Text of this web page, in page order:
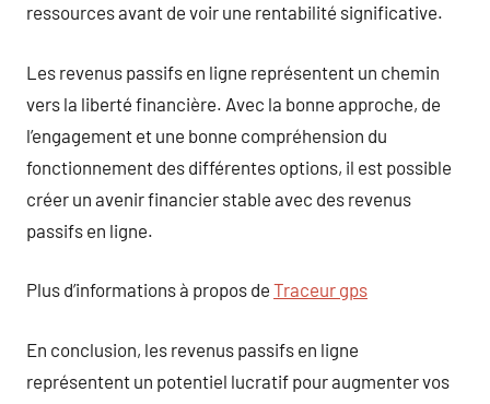
ressources avant de voir une rentabilité significative.
Les revenus passifs en ligne représentent un chemin
vers la liberté financière. Avec la bonne approche, de
l’engagement et une bonne compréhension du
fonctionnement des différentes options, il est possible
créer un avenir financier stable avec des revenus
passifs en ligne.
Plus d’informations à propos de Traceur gps
En conclusion, les revenus passifs en ligne
représentent un potentiel lucratif pour augmenter vos